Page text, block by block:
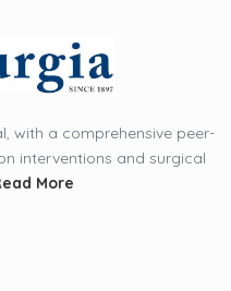
with a comprehensive peer-
interventions and surgical
More